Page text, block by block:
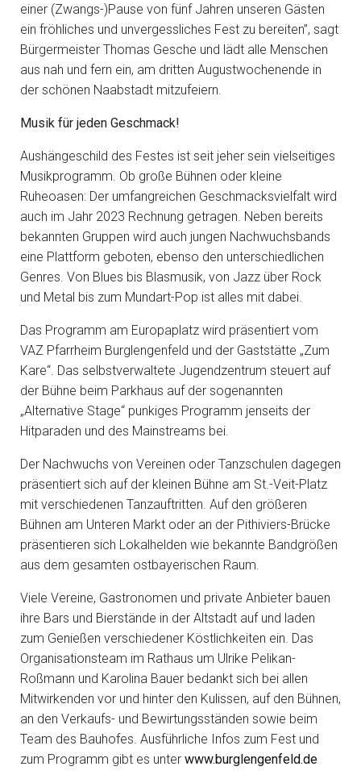
einer (Zwangs-)Pause von fünf Jahren unseren Gästen
ein fröhliches und unvergessliches Fest zu bereiten”, sagt
Bürgermeister Thomas Gesche und lädt alle Menschen
aus nah und fern ein, am dritten Augustwochenende in
der schönen Naabstadt mitzufeiern.
Musik für jeden Geschmack!
Aushängeschild des Festes ist seit jeher sein vielseitiges
Musikprogramm. Ob große Bühnen oder kleine
Ruheoasen: Der umfangreichen Geschmacksvielfalt wird
auch im Jahr 2023 Rechnung getragen. Neben bereits
bekannten Gruppen wird auch jungen Nachwuchsbands
eine Plattform geboten, ebenso den unterschiedlichen
Genres. Von Blues bis Blasmusik, von Jazz über Rock
und Metal bis zum Mundart-Pop ist alles mit dabei.
Das Programm am Europaplatz wird präsentiert vom
VAZ Pfarrheim Burglengenfeld und der Gaststätte „Zum
Kare“. Das selbstverwaltete Jugendzentrum steuert auf
der Bühne beim Parkhaus auf der sogenannten
„Alternative Stage“ punkiges Programm jenseits der
Hitparaden und des Mainstreams bei.
Der Nachwuchs von Vereinen oder Tanzschulen dagegen
präsentiert sich auf der kleinen Bühne am St.-Veit-Platz
mit verschiedenen Tanzauftritten. Auf den größeren
Bühnen am Unteren Markt oder an der Pithiviers-Brücke
präsentieren sich Lokalhelden wie bekannte Bandgrößen
aus dem gesamten ostbayerischen Raum.
Viele Vereine, Gastronomen und private Anbieter bauen
ihre Bars und Bierstände in der Altstadt auf und laden
zum Genießen verschiedener Köstlichkeiten ein. Das
Organisationsteam im Rathaus um Ulrike Pelikan-
Roßmann und Karolina Bauer bedankt sich bei allen
Mitwirkenden vor und hinter den Kulissen, auf den Bühnen,
an den Verkaufs- und Bewirtungsständen sowie beim
Team des Bauhofes. Ausführliche Infos zum Fest und
zum Programm gibt es unter www.burglengenfeld.de